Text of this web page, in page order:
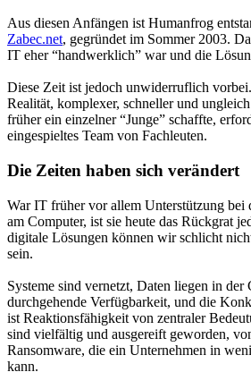
Aus diesen Anfängen ist Humanfrog
Zabec.net, gegründet im Sommer 2003.
IT eher “handwerklich” war und die
Diese Zeit ist jedoch unwiderruflich
Realität, komplexer, schneller und
früher ein einzelner “Junge” schaffte,
eingespieltes Team von Fachleuten.
Die Zeiten haben sich verändert
War IT früher vor allem Unterstützung bei
am Computer, ist sie heute das Rückgrat
digitale Lösungen können wir schlicht
sein.
Systeme sind vernetzt, Daten liegen in
durchgehende Verfügbarkeit, und die
ist Reaktionsfähigkeit von zentraler
sind vielfältig und ausgereift geworden,
Ransomware, die ein Unternehmen in
kann.